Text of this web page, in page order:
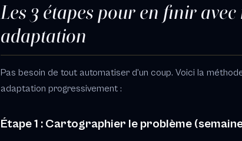
Les 3 étapes pour en finir
adaptation
Pas besoin de tout automatiser d'un coup. Voici la
adaptation progressivement :
Étape 1 : Cartographier le problème